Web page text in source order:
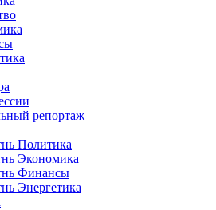
репортаж
Политика
Экономика
Финансы
Энергетика